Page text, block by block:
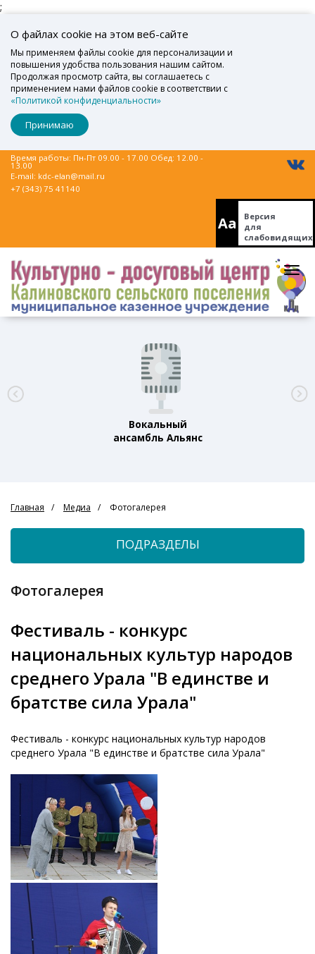
;
О файлах cookie на этом веб-сайте
Мы применяем файлы cookie для персонализации и
повышения удобства пользования нашим сайтом.
Продолжая просмотр сайта, вы соглашаетесь с
применением нами файлов cookie в соответствии с
«Политикой конфиденциальности»
Принимаю
Время работы: Пн-Пт 09.00 - 17.00 Обед: 12.00 -
13.00
E-mail: kdc-elan@mail.ru
+7 (343) 75 41140
Aa
Версия
для
слабовидящих
Вокальный
ансамбль Альянс
Главная Медиа Фотогалерея
ПОДРАЗДЕЛЫ
Фотогалерея
Фестиваль - конкурс
национальных культур народов
среднего Урала "В единстве и
братстве сила Урала"
Фестиваль - конкурс национальных культур народов
среднего Урала "В единстве и братстве сила Урала"